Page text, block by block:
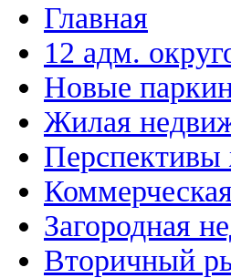
Главная
12 адм.
Новые
Жилая
Загородная
Вторичный